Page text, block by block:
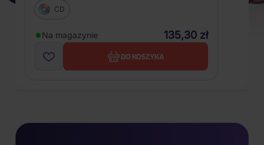
CD
Na magazynie 135,30 zł
DO KOSZYKA